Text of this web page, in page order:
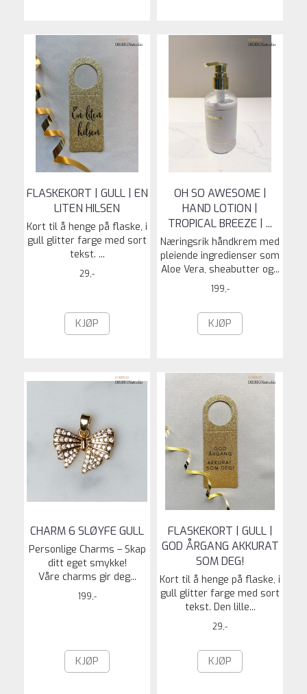
FLASKEKORT | GULL | EN
LITEN HILSEN
Kort til å henge på flaske, i
gull glitter farge med sort
tekst. ...
29,-
KJØP
OH SO AWESOME |
HAND LOTION |
TROPICAL BREEZE | ...
Næringsrik håndkrem med
pleiende ingredienser som
Aloe Vera, sheabutter og...
199,-
KJØP
CHARM 6 SLØYFE GULL
Personlige Charms – Skap
ditt eget smykke!
Våre charms gir deg...
199,-
KJØP
FLASKEKORT | GULL |
GOD ÅRGANG AKKURAT
SOM DEG!
Kort til å henge på flaske, i
gull glitter farge med sort
tekst. Den lille...
29,-
KJØP